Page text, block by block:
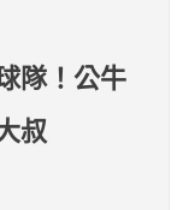
隊！公牛
叔